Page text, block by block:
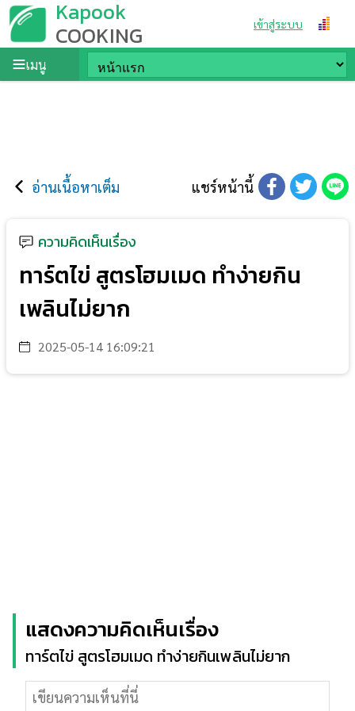
Kapook
COOKING เข้าสู่ระบบ
เมนู
อ่านเนื้อหาเต็ม แชร์หน้านี้
ความคิดเห็นเรื่อง
ทาร์ตไข่ สูตรโฮมเมด ทำง่ายกิน
เพลินไม่ยาก
2025-05-14 16:09:21
แสดงความคิดเห็นเรื่อง
ทาร์ตไข่ สูตรโฮมเมด ทำง่ายกินเพลินไม่ยาก